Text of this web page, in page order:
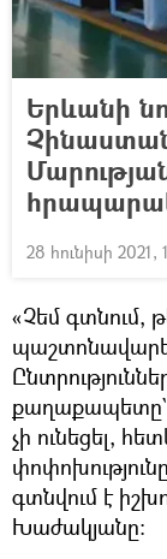
Երևանի
28 հունիսի 2021,
«Չեմ գտնում,
չի ունեցել,
գտնվում է
Խաժակյանը։